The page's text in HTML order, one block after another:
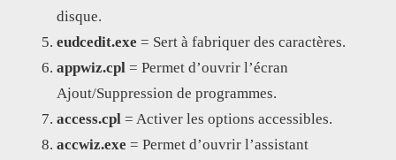
disque.
eudcedit.exe = Sert à fabriquer des caractères.
appwiz.cpl = Permet d’ouvrir l’écran
Ajout/Suppression de programmes.
access.cpl = Activer les options accessibles.
accwiz.exe = Permet d’ouvrir l’assistant